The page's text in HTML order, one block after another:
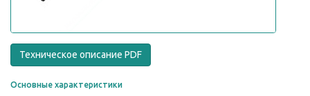
Техническое описание PDF
Основные характеристики